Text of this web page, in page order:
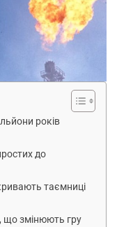
років
до
таємниці
що змінюють гру